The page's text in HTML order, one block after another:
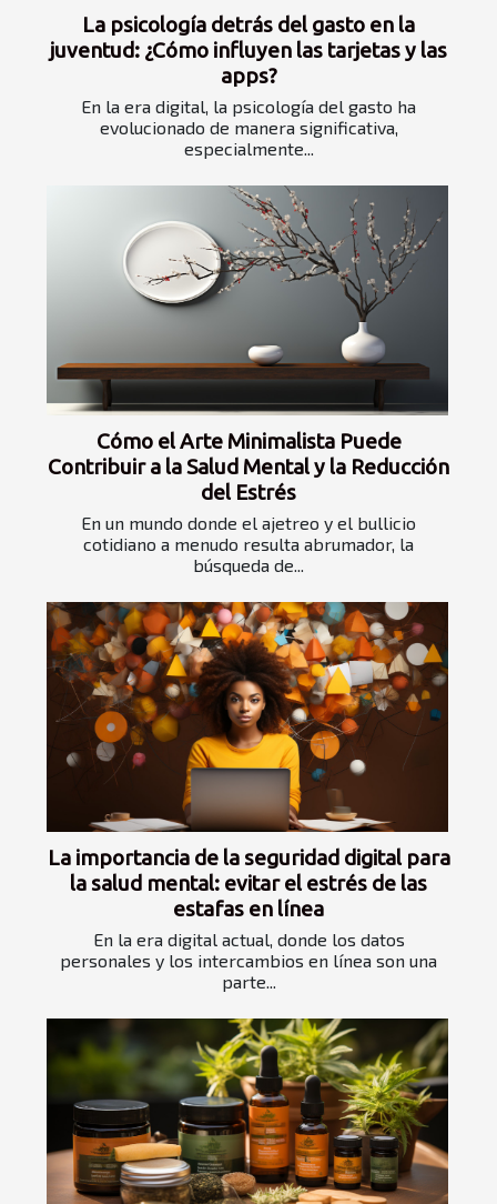
La psicología detrás del gasto en la
juventud: ¿Cómo influyen las tarjetas y las
apps?
En la era digital, la psicología del gasto ha
evolucionado de manera significativa,
especialmente...
Cómo el Arte Minimalista Puede
Contribuir a la Salud Mental y la Reducción
del Estrés
En un mundo donde el ajetreo y el bullicio
cotidiano a menudo resulta abrumador, la
búsqueda de...
La importancia de la seguridad digital para
la salud mental: evitar el estrés de las
estafas en línea
En la era digital actual, donde los datos
personales y los intercambios en línea son una
parte...